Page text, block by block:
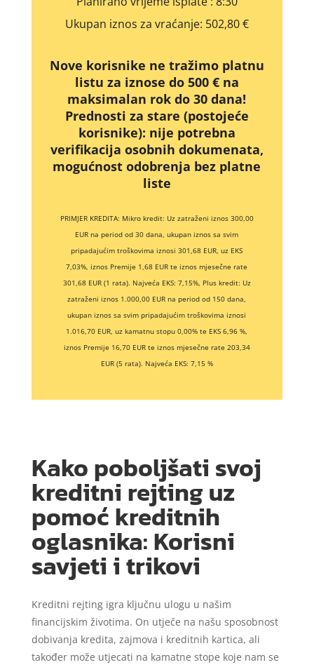
Ukupan iznos za vraćanje: 502,80 €
Nove korisnike ne tražimo platnu
listu za iznose do 500 € na
maksimalan rok do 30 dana!
Prednosti za stare (postojeće
korisnike): nije potrebna
verifikacija osobnih dokumenata,
mogućnost odobrenja bez platne
liste
PRIMJER KREDITA: Mikro kredit: Uz zatraženi iznos 300,00
EUR na period od 30 dana, ukupan iznos sa svim
pripadajućim troškovima iznosi 301,68 EUR, uz EKS
7,03%, iznos Premije 1,68 EUR te iznos mjesečne rate
301,68 EUR (1 rata). Najveća EKS: 7,15%, Plus kredit: Uz
zatraženi iznos 1.000,00 EUR na period od 150 dana,
ukupan iznos sa svim pripadajućim troškovima iznosi
1.016,70 EUR, uz kamatnu stopu 0,00% te EKS 6,96 %,
iznos Premije 16,70 EUR te iznos mjesečne rate 203,34
EUR (5 rata). Najveća EKS: 7,15 %
Kako poboljšati svoj
kreditni rejting uz
pomoć kreditnih
oglasnika: Korisni
savjeti i trikovi
Kreditni rejting igra ključnu ulogu u našim
financijskim životima. On utječe na našu sposobnost
dobivanja kredita, zajmova i kreditnih kartica, ali
također može utjecati na kamatne stope koje nam se